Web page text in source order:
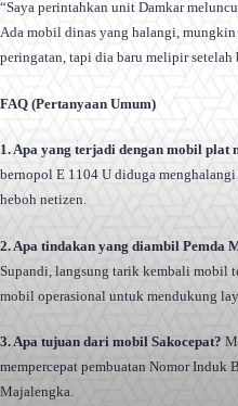
“Saya perintahkan unit Damkar
Ada mobil dinas yang halangi,
peringatan, tapi dia baru melipir setelah
FAQ (Pertanyaan Umum)
1. Apa yang terjadi dengan mobil plat
bernopol E 1104 U diduga
heboh netizen.
2. Apa tindakan yang diambil Pemda
Supandi, langsung tarik kembali mobil
mobil operasional untuk mendukung
3. Apa tujuan dari mobil Sakocepat?
mempercepat pembuatan Nomor
Majalengka.